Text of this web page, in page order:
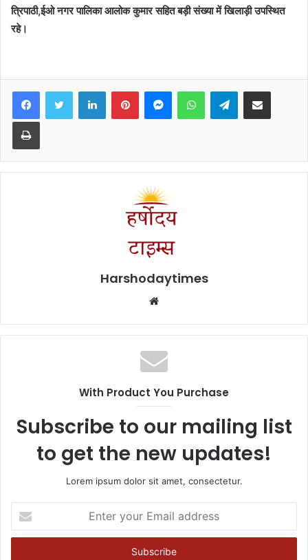
त्रिपाठी,ईओ नगर पालिका आलोक कुमार सहित बड़ी संख्या में खिलाड़ी उपस्थित
रहे।
FacebookTwitter LinkedInPinterestMessengerWhatsAppTelegramShare via Email
Print
Harshodaytimes
Website
With Product You Purchase
Subscribe to our mailing list
to get the new updates!
Lorem ipsum dolor sit amet, consectetur.
your
Email